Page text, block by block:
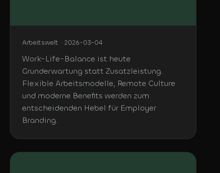
Arbeitswelt · 2026-03-04
Work-Life-Balance ist heute
Grunderwartung statt Zusatzleistung.
Flexible Arbeitsmodelle, Remote Culture
und moderne Benefits werden zum
entscheidenden Hebel für Employer
Branding.